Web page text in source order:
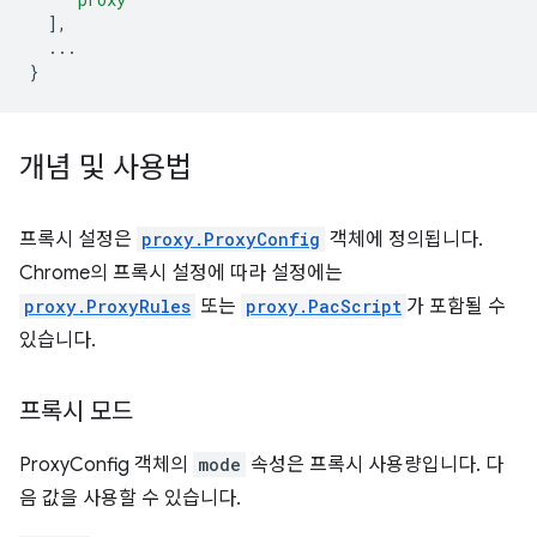
],
...
}
개념 및 사용법
프록시 설정은 proxy.ProxyConfig 객체에 정의됩니다.
Chrome의 프록시 설정에 따라 설정에는
proxy.ProxyRules 또는 proxy.PacScript 가 포함될 수
있습니다.
프록시 모드
ProxyConfig 객체의 mode 속성은 프록시 사용량입니다. 다
음 값을 사용할 수 있습니다.